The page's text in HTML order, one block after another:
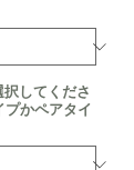
してくださ
プかペアタイ